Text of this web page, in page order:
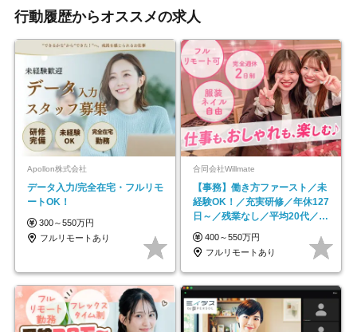
行動履歴からオススメの求人
Apollon株式会社
データ入力/完全在宅・フルリモ
ートOK！
300～550万円
フルリモートあり
合同会社Willmate
【事務】働き方ファースト／未
経験OK！／充実研修／年休127
日～／残業なし／平均20代／リ
モートOK
400～550万円
フルリモートあり